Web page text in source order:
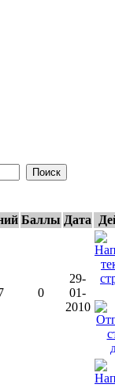
Баллы Дата
0
29-
01-
2010